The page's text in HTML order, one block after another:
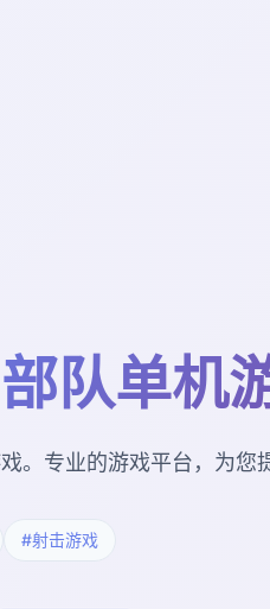
队单机
。专业的游戏平台，为您
#射击游戏